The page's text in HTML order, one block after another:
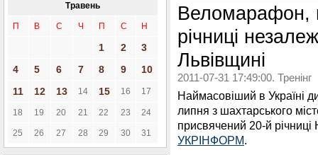
Травень
П В С Ч П С Н
1 2
3
4
5 6 7 8 9
10
11
12 13 14 15 16 17
18 19 20 21 22 23 24
25 26 27 28 29 30 31
Веломарафон,
річниці
Львівщині
2011-07-31 17:49:00. Тренінг
Наймасовіший в Україні
липня з шахтарського
присвячений 20-й
УКРІНФОРМ.